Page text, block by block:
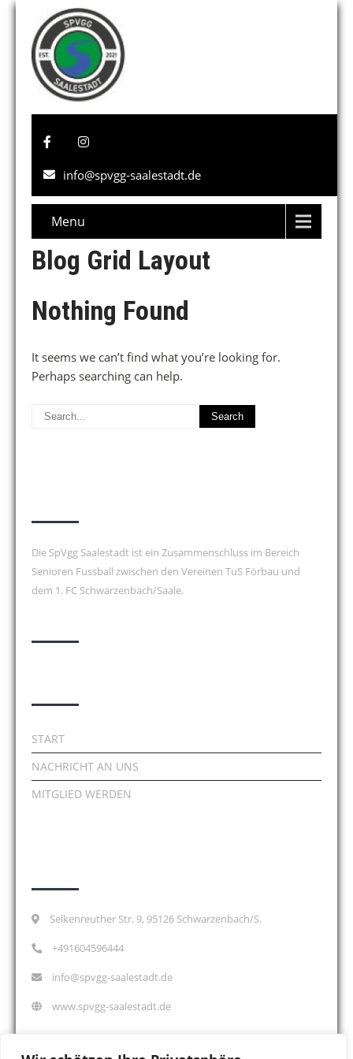
info@spvgg-saalestadt.de
Menu
Blog Grid Layout
Nothing Found
It seems we can’t find what you’re looking for.
Perhaps searching can help.
Die SpVgg Saalestadt ist ein Zusammenschluss im Bereich
Senioren Fussball zwischen den Vereinen TuS Förbau und
dem 1. FC Schwarzenbach/Saale.
START
NACHRICHT AN UNS
MITGLIED WERDEN
Selkenreuther Str. 9, 95126 Schwarzenbach/S.
+491604596444
info@spvgg-saalestadt.de
www.spvgg-saalestadt.de